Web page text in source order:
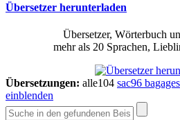
Übersetzer herunterladen
Übersetzer, Wörterbuch
mehr als 20 Sprachen,
Übersetzungen: alle104 sac96 bagages
einblenden